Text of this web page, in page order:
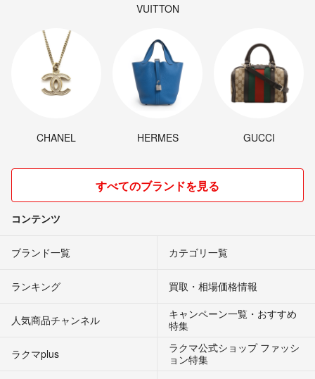
VUITTON
CHANEL HERMES GUCCI
すべてのブランドを見る
コンテンツ
ブランド一覧 カテゴリ一覧
ランキング 買取・相場価格情報
人気商品チャンネル
キャンペーン一覧・おすすめ
特集
ラクマplus
ラクマ公式ショップ ファッシ
ョン特集